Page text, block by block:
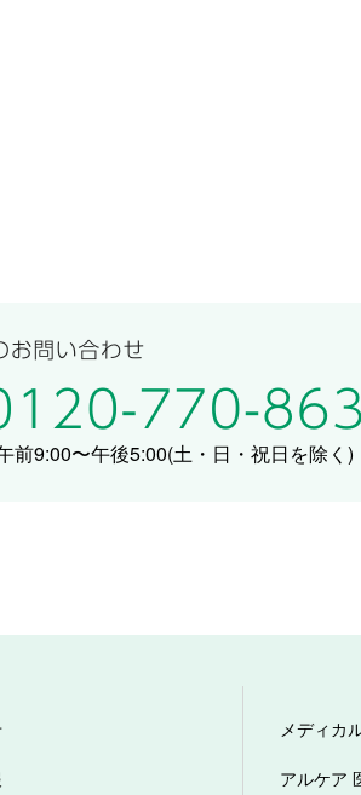
前9:00〜午後5:00(土・日・祝日を除く)
メディカ
アルケア